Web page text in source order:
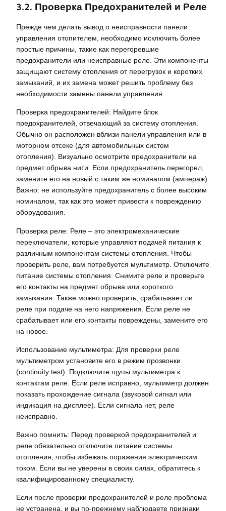
3.2. Проверка Предохранителей и Реле
Прежде чем делать вывод о неисправности панели
управления отопителем, необходимо исключить более
простые причины, такие как перегоревшие
предохранители или неисправные реле. Эти компоненты
защищают систему отопления от перегрузок и коротких
замыканий, и их замена может решить проблему без
необходимости замены панели управления.
Проверка предохранителей: Найдите блок
предохранителей, отвечающий за систему отопления.
Обычно он расположен вблизи панели управления или в
моторном отсеке (для автомобильных систем
отопления). Визуально осмотрите предохранители на
предмет обрыва нити. Если предохранитель перегорел,
замените его на новый с таким же номиналом (ампераж).
Важно: не используйте предохранитель с более высоким
номиналом, так как это может привести к повреждению
оборудования.
Проверка реле: Реле – это электромеханические
переключатели, которые управляют подачей питания к
различным компонентам системы отопления. Чтобы
проверить реле, вам потребуется мультиметр. Отключите
питание системы отопления. Снимите реле и проверьте
его контакты на предмет обрыва или короткого
замыкания. Также можно проверить, срабатывает ли
реле при подаче на него напряжения. Если реле не
срабатывает или его контакты повреждены, замените его
на новое.
Использование мультиметра: Для проверки реле
мультиметром установите его в режим прозвонки
(continuity test). Подключите щупы мультиметра к
контактам реле. Если реле исправно, мультиметр должен
показать прохождение сигнала (звуковой сигнал или
индикация на дисплее). Если сигнала нет, реле
неисправно.
Важно помнить: Перед проверкой предохранителей и
реле обязательно отключите питание системы
отопления, чтобы избежать поражения электрическим
током. Если вы не уверены в своих силах, обратитесь к
квалифицированному специалисту.
Если после проверки предохранителей и реле проблема
не устранена, и вы по-прежнему наблюдаете признаки